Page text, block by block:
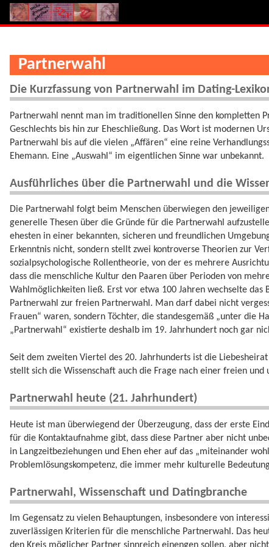
Partnerwahl
Die Kurzfassung von Partnerwahl im Dating-
Partnerwahl nennt man im traditionellen Sinne den kompletten
Geschlechts bis hin zur Eheschließung. Das Wort ist modernen
Partnerwahl bis auf die vielen „Affären“ eine reine
Ehemann. Eine „Auswahl“ im eigentlichen Sinne war unbekannt.
Ausführliches über die Partnerwahl und die
Die Partnerwahl folgt beim Menschen überwiegen den
generelle Thesen über die Gründe für die Partnerwahl
ehesten in einer bekannten, sicheren und freundlichen
Erkenntnis nicht, sondern stellt zwei kontroverse Theorien zur
sozialpsychologische Rollentheorie, von der es mehrere
dass die menschliche Kultur den Paaren über Perioden von
Wahlmöglichkeiten ließ. Erst vor etwa 100 Jahren wechselte
Partnerwahl zur freien Partnerwahl. Man darf dabei nicht
Frauen“ waren, sondern Töchter, die standesgemäß „unter die
„Partnerwahl“ existierte deshalb im 19. Jahrhundert noch gar
Seit dem zweiten Viertel des 20. Jahrhunderts ist die
stellt sich die Wissenschaft auch die Frage nach einer freien und
Partnerwahl heute (21. Jahrhundert)
Heute ist man überwiegend der Überzeugung, dass der erste
für die Kontaktaufnahme gibt, dass diese Partner aber nicht
in Langzeitbeziehungen und Ehen eher auf das „miteinander
Problemlösungskompetenz, die immer mehr kulturelle
Partnerwahl, Wissenschaft und Datingbranche
Im Gegensatz zu vielen Behauptungen, insbesondere von
zuverlässigen Kriterien für die menschliche Partnerwahl. Das